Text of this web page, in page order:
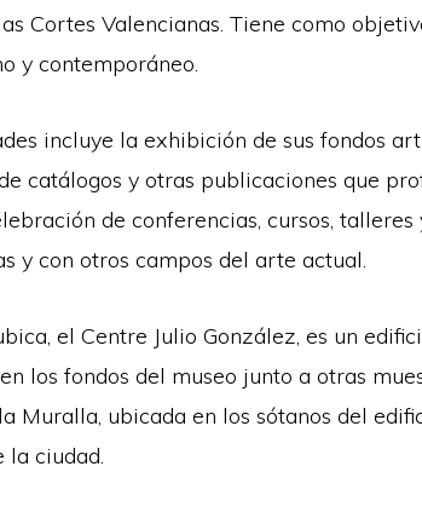
Cortes Valencianas. Tiene como
y contemporáneo.
incluye la exhibición de sus fondos
catálogos y otras publicaciones que
de conferencias, cursos,
y con otros campos del arte actual.
el Centre Julio González, es un
los fondos del museo junto a otras
Muralla, ubicada en los sótanos del
la ciudad.